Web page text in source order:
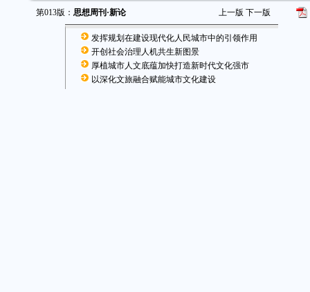
第013版： 思想周刊·新论 上一版 下一版
发挥规划在建设现代化人民城市中的引领作用
开创社会治理人机共生新图景
厚植城市人文底蕴加快打造新时代文化强市
以深化文旅融合赋能城市文化建设